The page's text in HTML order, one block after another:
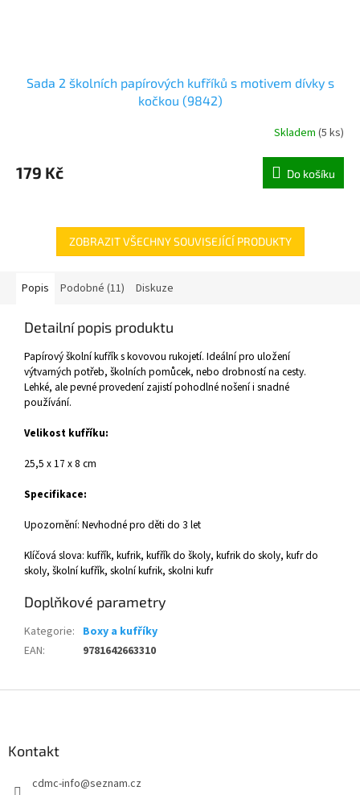
Sada 2 školních papírových kufříků s motivem dívky s
kočkou (9842)
Skladem (5 ks)
179 Kč Do košíku
ZOBRAZIT VŠECHNY SOUVISEJÍCÍ PRODUKTY
Popis Podobné (11) Diskuze
Detailní popis produktu
Papírový školní kufřík s kovovou rukojetí. Ideální pro uložení
výtvarných potřeb, školních pomůcek, nebo drobnostína cesty.
Lehké, ale pevné provedení zajistí pohodlné nošeníi snadné
používání.
Velikost kufříku:
25,5 x 17 x 8 cm
Specifikace:
Upozornění: Nevhodné pro děti do 3 let
Klíčová slova: kufřík, kufrik, kufřík do školy, kufrik do skoly, kufr do
skoly, školní kufřík, skolní kufrik, skolni kufr
Doplňkové parametry
Kategorie: Boxy a kufříky
EAN: 9781642663310
Kontakt
cdmc-info@seznam.cz